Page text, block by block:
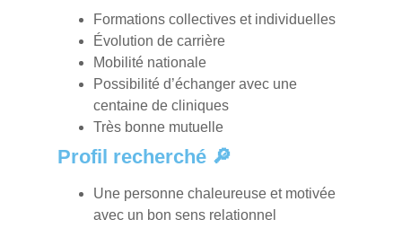
Formations collectives et individuelles
Évolution de carrière
Mobilité nationale
Possibilité d’échanger avec une
centaine de cliniques
Très bonne mutuelle
Profil recherché 🔎
Une personne chaleureuse et motivée
avec un bon sens relationnel